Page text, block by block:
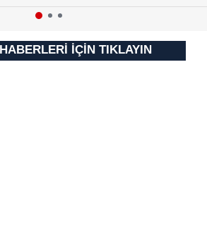
tıklayabilir,Çerez Bilgilendirme
Korunması Kanunu uyarınca
İÇİN TIKLAYIN